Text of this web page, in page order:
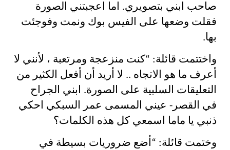
صاحب ابني بتصويري. اما اعجبتني الصورة
فقلت وضعها على الفيس بوك ونمت وفوجئت
بها.
واختتمت قائلة: “كنت منزعجة ومرتعبة ، لأنني لا
أعرف ما هو الاتجاه .. لا أريد أن أفعل الكثير من
التعليقات السلبية على الصورة. ابني الجراح
في القصر- عيني المسمى عمر السبكي احكي
ذنبي يا ماما اسمعي كل هذه الكلمات؟
وختمت قائلة: “أضع ضروريات بسيطة في